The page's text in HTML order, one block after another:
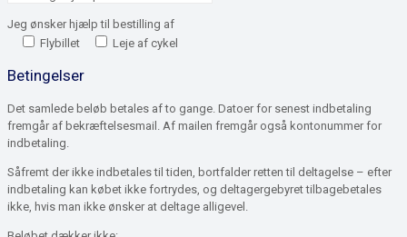
Jeg ønsker hjælp til bestilling af
Flybillet
Leje af cykel
Betingelser
Det samlede beløb betales af to gange. Datoer for senest indbetaling
fremgår af bekræftelsesmail. Af mailen fremgår også kontonummer for
indbetaling.
Såfremt der ikke indbetales til tiden, bortfalder retten til deltagelse – efter
indbetaling kan købet ikke fortrydes, og deltagergebyret tilbagebetales
ikke, hvis man ikke ønsker at deltage alligevel.